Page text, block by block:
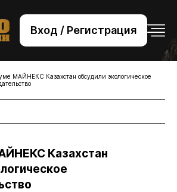
Вход / Регистрация
(495) 221-76-32
bsv@zolteh.ru
МАЙНЕКС Казахстан обсудили экологическое
Казахстан